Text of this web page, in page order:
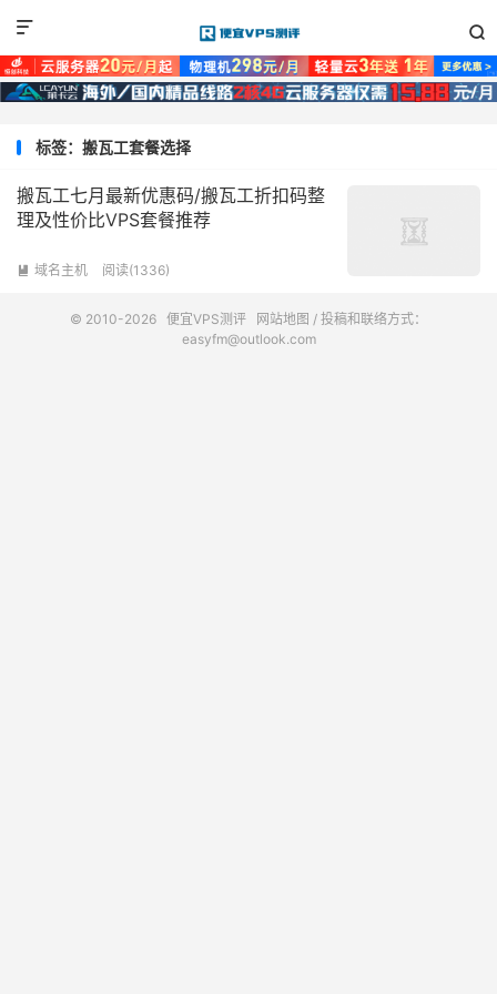


标签：搬瓦工套餐选择
搬瓦工七月最新优惠码/搬瓦工折扣码整
理及性价比VPS套餐推荐
 域名主机 阅读(1336)
© 2010-2026 便宜VPS测评 网站地图 / 投稿和联络方式：
easyfm@outlook.com